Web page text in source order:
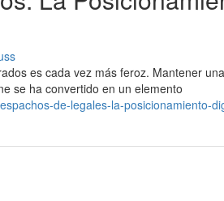
es cada vez más feroz. Mantener
se ha convertido en un elemento
de-legales-la-posicionamiento-